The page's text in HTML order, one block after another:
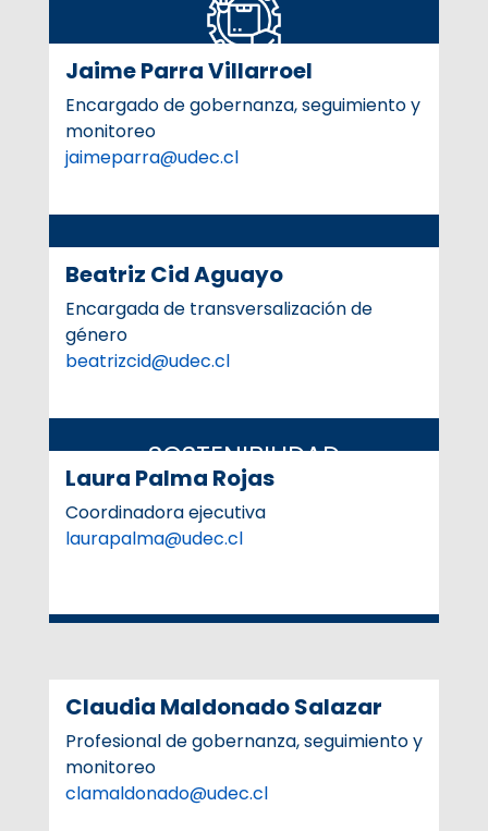
TRANSVERSALIZACIÓN
Transversalizar el enfoque de género en la
formación de la comunidad académica y
SOSTENIBILIDAD
Asegurar la sostenibilidad del enfoque
de género fortaleciendo redes
asociativas internas y externas.
Jaime Parra Villarroel
Encargado de gobernanza, seguimiento y
monitoreo
jaimeparra@udec.cl
Beatriz Cid Aguayo
Encargada de transversalización de
género
beatrizcid@udec.cl
Laura Palma Rojas
Coordinadora ejecutiva
laurapalma@udec.cl
Claudia Maldonado Salazar
Profesional de gobernanza, seguimiento y
monitoreo
clamaldonado@udec.cl